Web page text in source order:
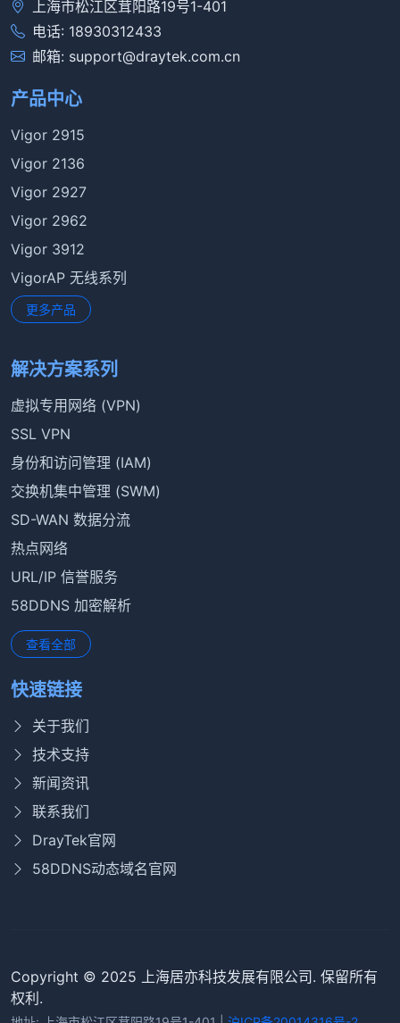
上海市松江区茸阳路19号1-401
电话: 18930312433
邮箱: support@draytek.com.cn
产品中心
Vigor 2915
Vigor 2136
Vigor 2927
Vigor 2962
Vigor 3912
VigorAP 无线系列
更多产品
解决方案系列
虚拟专用网络 (VPN)
SSL VPN
身份和访问管理 (IAM)
交换机集中管理 (SWM)
SD-WAN 数据分流
热点网络
URL/IP 信誉服务
58DDNS 加密解析
查看全部
快速链接
关于我们
技术支持
新闻资讯
联系我们
DrayTek官网
58DDNS动态域名官网
Copyright © 2025 上海居亦科技发展有限公司. 保留所有
权利.